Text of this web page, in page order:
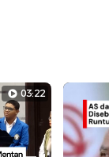
03:22